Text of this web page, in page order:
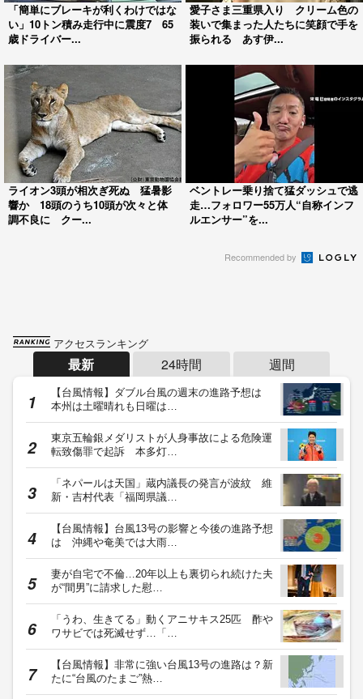
「簡単にブレーキが利くわけではな
い」10トン積み走行中に震度7 65
歳ドライバー...
愛子さま三重県入り クリーム色の
装いで集まった人たちに笑顔で手を
振られる あす伊...
ライオン3頭が相次ぎ死ぬ 猛暑影
響か 18頭のうち10頭が次々と体
調不良に クー...
ベントレー乗り捨て猛ダッシュで逃
走…フォロワー55万人“自称インフ
ルエンサー”を...
Recommended by
アクセスランキング
最新 24時間 週間
【台風情報】ダブル台風の週末の進路予想は
本州は土曜晴れも日曜は…
東京五輪銀メダリストが人身事故による危険運
転致傷罪で起訴 本多灯…
「ネパールは天国」蔵内議長の発言が波紋 維
新・吉村代表「福岡県議…
【台風情報】台風13号の影響と今後の進路予想
は 沖縄や奄美では大雨…
妻が自宅で不倫…20年以上も裏切られ続けた夫
が“間男”に請求した慰…
「うわ、生きてる」動くアニサキス25匹 酢や
ワサビでは死滅せず…「…
【台風情報】非常に強い台風13号の進路は？新
たに“台風のたまご”熱…